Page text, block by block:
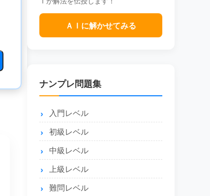
ＡＩに解かせてみる
ナンプレ問題集
入門レベル
初級レベル
中級レベル
上級レベル
難問レベル